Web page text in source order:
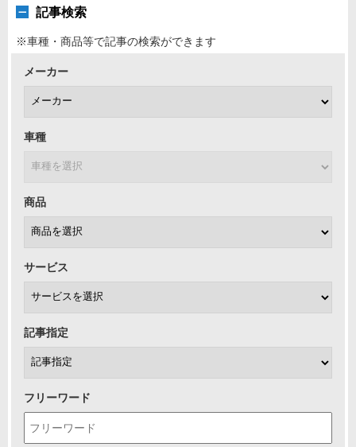
記事検索
※車種・商品等で記事の検索ができます
メーカー
車種
商品
サービス
記事指定
フリーワード